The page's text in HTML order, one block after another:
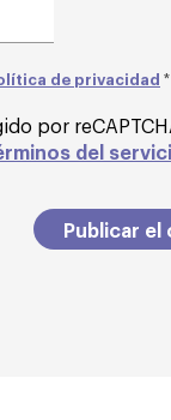
de privacidad *
por
del